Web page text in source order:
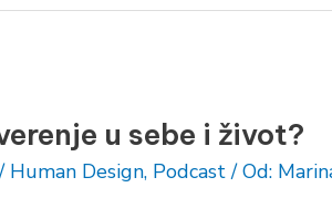
u sebe i život?
Human Design, Podcast/ Od: